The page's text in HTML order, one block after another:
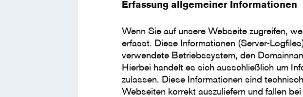
Erfassung allgemeiner Informationen
Wenn Sie auf unsere Webseite zugreifen,
erfasst. Diese Informationen (Server-
verwendete Betriebssystem, den
Hierbei handelt es sich ausschließlich um
zulassen. Diese Informationen sind
Webseiten korrekt auszuliefern und fallen